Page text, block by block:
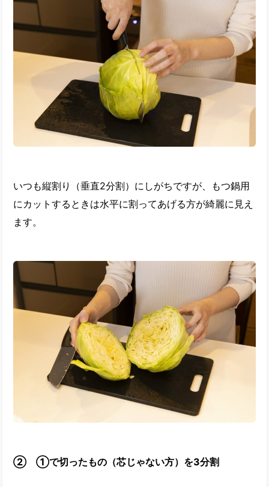
いつも縦割り（垂直2分割）にしがちですが、もつ鍋用
にカットするときは水平に割ってあげる方が綺麗に見え
ます。
② ①で切ったもの（芯じゃない方）を3分割